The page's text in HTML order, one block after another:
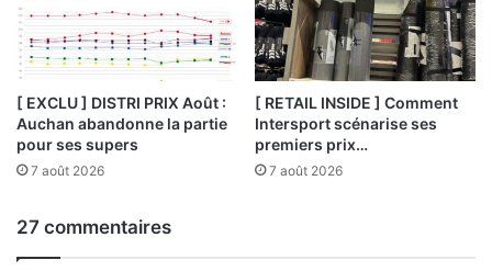
[ EXCLU ] DISTRI PRIX Août :
Auchan abandonne la partie
pour ses supers
7 août 2026
[ RETAIL INSIDE ] Comment
Intersport scénarise ses
premiers prix…
7 août 2026
27 commentaires